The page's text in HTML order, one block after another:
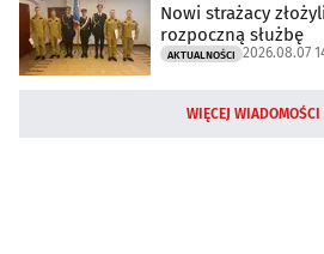
Nowi strażacy
rozpoczną służbę
AKTUALNOŚCI 2026.08.07
WIĘCEJ WIADOMOŚCI